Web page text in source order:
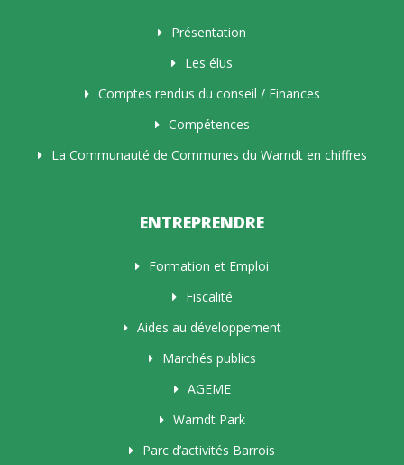
Présentation
Les élus
Comptes rendus du conseil / Finances
Compétences
La Communauté de Communes du Warndt en chiffres
ENTREPRENDRE
Formation et Emploi
Fiscalité
Aides au développement
Marchés publics
AGEME
Warndt Park
Parc d’activités Barrois